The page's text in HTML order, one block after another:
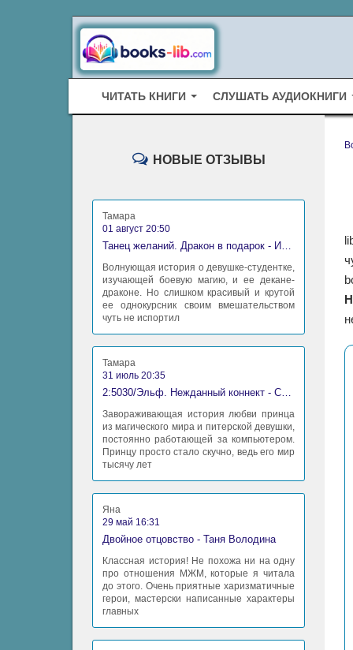
ЧИТАТЬ КНИГИ СЛУШАТЬ АУДИОКНИГИ
НОВЫЕ ОТЗЫВЫ
Тамара
01 август 20:50
Танец желаний. Дракон в подарок - Ирина Алексеева
Волнующая история о девушке-студентке,
изучающей боевую магию, и ее декане-
драконе. Но слишком красивый и крутой
ее однокурсник своим вмешательством
чуть не испортил
Тамара
31 июль 20:35
2:5030/Эльф. Нежданный коннект - Станислав Миков
Завораживающая история любви принца
из магического мира и питерской девушки,
постоянно работающей за компьютером.
Принцу просто стало скучно, ведь его мир
тысячу лет
Яна
29 май 16:31
Двойное отцовство - Таня Володина
Классная история! Не похожа ни на одну
про отношения МЖМ, которые я читала
до этого. Очень приятные харизматичные
герои, мастерски написанные характеры
главных